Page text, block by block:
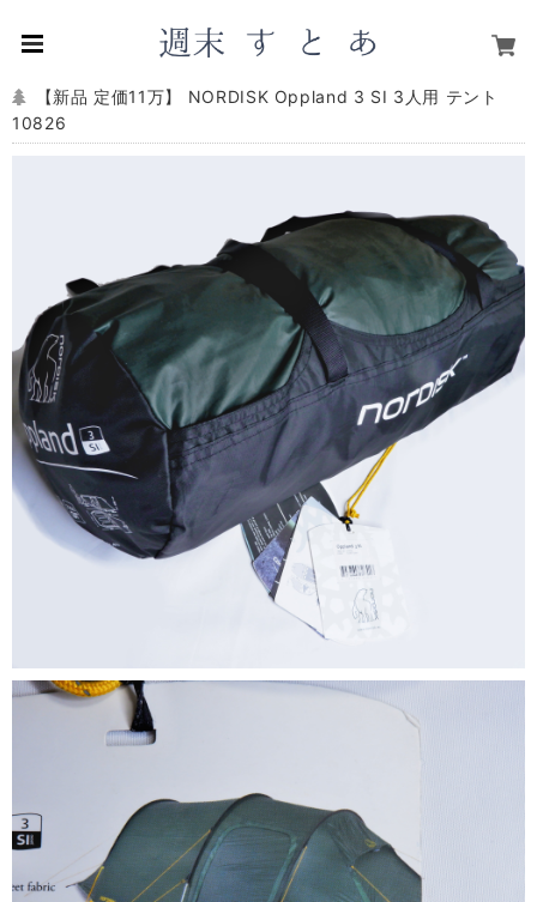
【新品 定価11万】 NORDISK Oppland 3 SI 3人用 テント
10826